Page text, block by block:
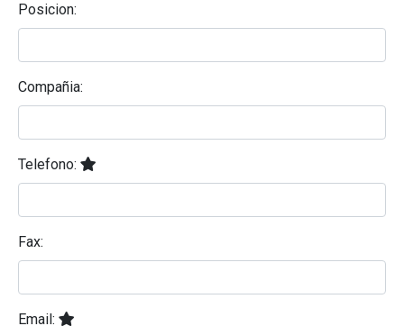
Posicion:
Compañia:
Telefono:
Fax:
Email: